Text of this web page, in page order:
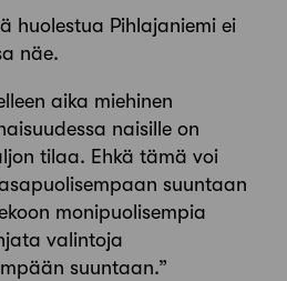
huolestua Pihlajaniemi ei
näe.
aika miehinen
naisille on
tilaa. Ehkä tämä voi
suuntaan
monipuolisempia
valintoja
suuntaan.”